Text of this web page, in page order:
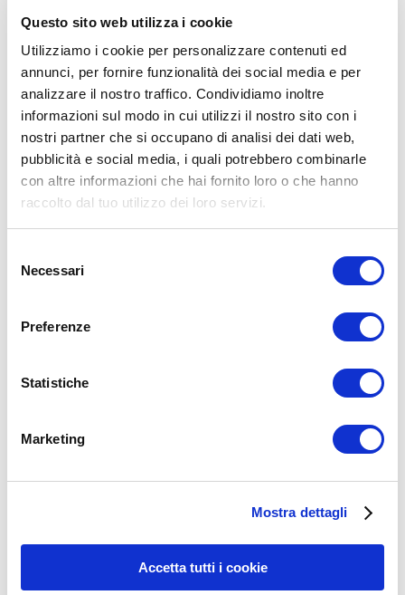
Questo sito web utilizza i cookie
Utilizziamo i cookie per personalizzare contenuti ed
annunci, per fornire funzionalità dei social media e per
analizzare il nostro traffico. Condividiamo inoltre
informazioni sul modo in cui utilizzi il nostro sito con i
nostri partner che si occupano di analisi dei dati web,
pubblicità e social media, i quali potrebbero combinarle
con altre informazioni che hai fornito loro o che hanno
raccolto dal tuo utilizzo dei loro servizi.
delNecessari
Preferenze
Statistiche
Marketing
Mostra dettagli
Accetta tutti i cookie
SERVONO TUTTE E 3 LE MISURE
Non per forza!
Solo con queste 2 si è già in grado di ottenere risultati
foto da qualcuno di esperto che sia sincero con te e ti dica meglio
visti sopra nelle foto (sono davvero importanti
Se hai piacere sono disponibile, inviami tutto per email a
mattiababetto@fisicofunzionale.com